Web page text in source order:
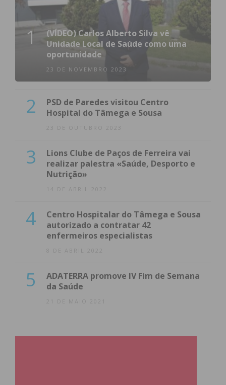
1
(VÍDEO) Carlos Alberto Silva vê
Unidade Local de Saúde como uma
oportunidade
23 DE NOVEMBRO 2023
2
PSD de Paredes visitou Centro
Hospital do Tâmega e Sousa
23 DE OUTUBRO 2023
3
Lions Clube de Paços de Ferreira vai
realizar palestra «Saúde, Desporto e
Nutrição»
14 DE ABRIL 2022
4
Centro Hospitalar do Tâmega e Sousa
autorizado a contratar 42
enfermeiros especialistas
8 DE ABRIL 2022
5
ADATERRA promove IV Fim de Semana
da Saúde
21 DE MAIO 2021